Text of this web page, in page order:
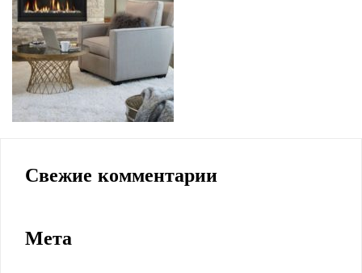
Свежие комментарии
Мета